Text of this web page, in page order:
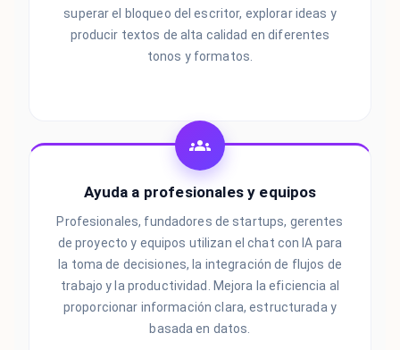
superar el bloqueo del escritor, explorar ideas y
producir textos de alta calidad en diferentes
tonos y formatos.
Ayuda a profesionales y equipos
Profesionales, fundadores de startups, gerentes
de proyecto y equipos utilizan el chat con IA para
la toma de decisiones, la integración de flujos de
trabajo y la productividad. Mejora la eficiencia al
proporcionar información clara, estructurada y
basada en datos.